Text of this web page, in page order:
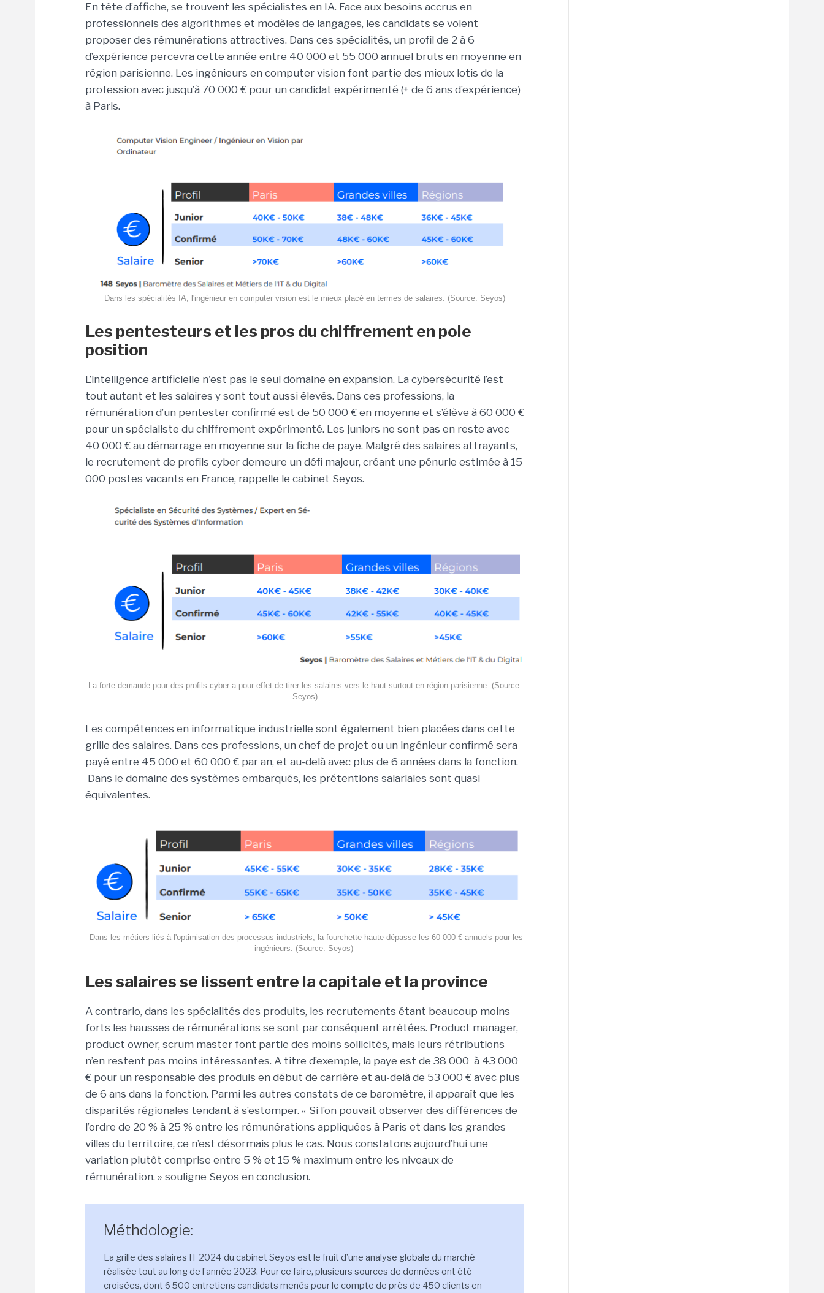
En tête d’affiche, se trouvent les spécialistes en IA. Face aux besoins accrus en
professionnels des algorithmes et modèles de langages, les candidats se voient
proposer des rémunérations attractives. Dans ces spécialités, un profil de 2 à 6
d’expérience percevra cette année entre 40 000 et 55 000 annuel bruts en moyenne en
région parisienne. Les ingénieurs en computer vision font partie des mieux lotis de la
profession avec jusqu’à 70 000 € pour un candidat expérimenté (+ de 6 ans d’expérience)
à Paris.
Dans les spécialités IA, l'ingénieur en computer vision est le mieux placé en termes de salaires. (Source: Seyos)
Les pentesteurs et les pros du chiffrement en pole
position
L’intelligence artificielle n'est pas le seul domaine en expansion. La cybersécurité l’est
tout autant et les salaires y sont tout aussi élevés. Dans ces professions, la
rémunération d’un pentester confirmé est de 50 000 € en moyenne et s’élève à 60 000 €
pour un spécialiste du chiffrement expérimenté. Les juniors ne sont pas en reste avec
40 000 € au démarrage en moyenne sur la fiche de paye. Malgré des salaires attrayants,
le recrutement de profils cyber demeure un défi majeur, créant une pénurie estimée à 15
000 postes vacants en France, rappelle le cabinet Seyos.
La forte demande pour des profils cyber a pour effet de tirer les salaires vers le haut surtout en région parisienne. (Source:
Seyos)
Les compétences en informatique industrielle sont également bien placées dans cette
grille des salaires. Dans ces professions, un chef de projet ou un ingénieur confirmé sera
payé entre 45 000 et 60 000 € par an, et au-delà avec plus de 6 années dans la fonction.
Dans le domaine des systèmes embarqués, les prétentions salariales sont quasi
équivalentes.
Dans les métiers liés à l'optimisation des processus industriels, la fourchette haute dépasse les 60 000 € annuels pour les
ingénieurs. (Source: Seyos)
Les salaires se lissent entre la capitale et la province
A contrario, dans les spécialités des produits, les recrutements étant beaucoup moins
forts les hausses de rémunérations se sont par conséquent arrêtées. Product manager,
product owner, scrum master font partie des moins sollicités, mais leurs rétributions
n’en restent pas moins intéressantes. A titre d’exemple, la paye est de 38 000 à 43 000
€ pour un responsable des produis en début de carrière et au-delà de 53 000 € avec plus
de 6 ans dans la fonction. Parmi les autres constats de ce baromètre, il apparaît que les
disparités régionales tendant à s’estomper. « Si l’on pouvait observer des différences de
l’ordre de 20 % à 25 % entre les rémunérations appliquées à Paris et dans les grandes
villes du territoire, ce n’est désormais plus le cas. Nous constatons aujourd’hui une
variation plutôt comprise entre 5 % et 15 % maximum entre les niveaux de
rémunération. » souligne Seyos en conclusion.
Méthdologie:
La grille des salaires IT 2024 du cabinet Seyos est le fruit d’une analyse globale du marché
réalisée tout au long de l’année 2023. Pour ce faire, plusieurs sources de données ont été
croisées, dont 6 500 entretiens candidats menés pour le compte de près de 450 clients en